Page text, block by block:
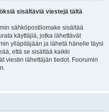
sisältäviä viestejä tältä
sähköpostilomake sisältää
käyttäjiä, jotka lähettävät
ylläpitäjään ja lähetä hänelle täysi
että se sisältää kaikki
viestin lähettäjän tiedot. Foorumin